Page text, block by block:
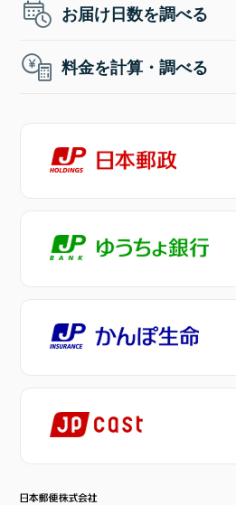
お届け日数を調べる
料金を計算・調べる